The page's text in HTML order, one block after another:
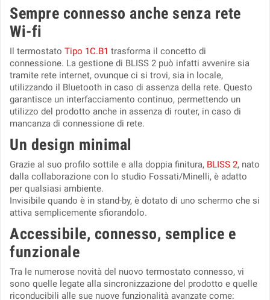
Sempre connesso anche senza rete
Wi-fi
Il termostato Tipo 1C.B1 trasforma il concetto di
connessione. La gestione di BLISS 2 può infatti avvenire sia
tramite rete internet, ovunque ci si trovi, sia in locale,
utilizzando il Bluetooth in caso di assenza della rete. Questo
garantisce un interfacciamento continuo, permettendo un
utilizzo del prodotto anche in assenza di router, in caso di
mancanza di connessione di rete.
Un design minimal
Grazie al suo profilo sottile e alla doppia finitura, BLISS 2, nato
dalla collaborazione con lo studio Fossati/Minelli, è adatto
per qualsiasi ambiente.
Invisibile quando è in stand-by, è dotato di uno schermo che si
attiva semplicemente sfiorandolo.
Accessibile, connesso, semplice e
funzionale
Tra le numerose novità del nuovo termostato connesso, vi
sono quelle legate alla sincronizzazione del prodotto e quelle
riconducibili alle sue nuove funzionalità avanzate come: